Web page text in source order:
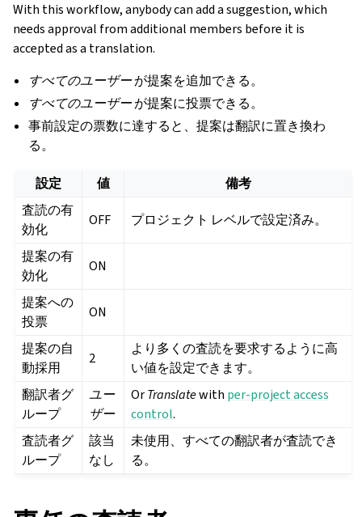
With this workflow, anybody can add a suggestion, which
needs approval from additional members before it is
accepted as a translation.
すべてのユーザーが提案を追加できる。
すべてのユーザーが提案に投票できる。
事前設定の票数に達すると、提案は翻訳に置き換わ
る。
設定 値
備考
査読の有
効化
OFF プロジェクト レベルで設定済み。
提案の有
効化
ON
提案への
投票
ON
提案の自
動採用
2
より多くの査読を要求するように高
い値を設定できます。
翻訳者グ
ループ
ユー
ザー
OrTranslatewith per-project access
control.
査読者グ
ループ
該当
なし
未使用、すべての翻訳者が査読でき
る。